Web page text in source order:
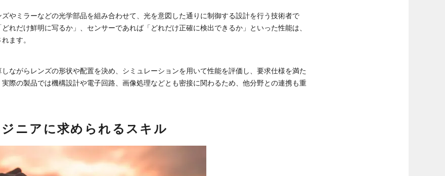
やミラーなどの光学部品を組み合わせて、光を意図した通りに制御する設計を行う技術者で
れだけ鮮明に写るか」、センサーであれば「どれだけ正確に検出できるか」といった性能は、
ます。
ながらレンズの形状や配置を決め、シミュレーションを用いて性能を評価し、要求仕様を満た
際の製品では機構設計や電子回路、画像処理などとも密接に関わるため、他分野との連携も重
ニアに求められるスキル